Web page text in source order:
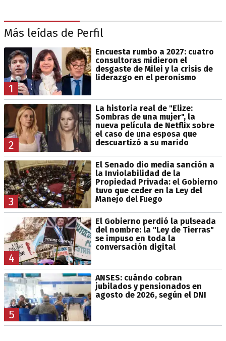
Más leídas de Perfil
1
Encuesta rumbo a 2027: cuatro
consultoras midieron el
desgaste de Milei y la crisis de
liderazgo en el peronismo
2
La historia real de "Elize:
Sombras de una mujer", la
nueva película de Netflix sobre
el caso de una esposa que
descuartizó a su marido
3
El Senado dio media sanción a
la Inviolabilidad de la
Propiedad Privada: el Gobierno
tuvo que ceder en la Ley del
Manejo del Fuego
4
El Gobierno perdió la pulseada
del nombre: la "Ley de Tierras"
se impuso en toda la
conversación digital
5
ANSES: cuándo cobran
jubilados y pensionados en
agosto de 2026, según el DNI